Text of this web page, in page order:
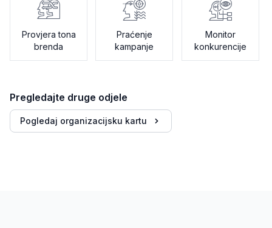
Provjera tona
brenda
Praćenje
kampanje
Monitor
konkurencije
Pregledajte druge odjele
Pogledaj organizacijsku kartu